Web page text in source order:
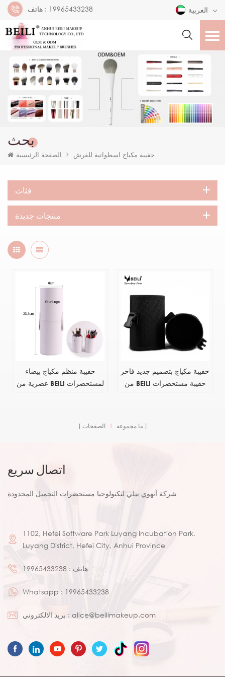
هاتف : 19965433238
بحث
الصفحة الرئيسية حقيبة مكياج اسطوانية للفرش
فئات
منتجات جديدة
حقيبة منظم مكياج بيضاء
عصرية من BEILI لمستحضرات
حقيبة مكياج بتصميم جديد فاخر
من BEILI حقيبة مستحضرات
ما مجموعه 1 الصفحات
اتصال سريع
شركة آنهوي بيلي لتكنولوجيا مستحضرات التجميل المحدودة
1102, Hefei Software Park Luyang Incubation Park,
Luyang District, Hefei City, Anhui Province
هاتف : 19965433238
Whatsapp : 19965433238
بريد الالكتروني : alice@beilimakeup.com